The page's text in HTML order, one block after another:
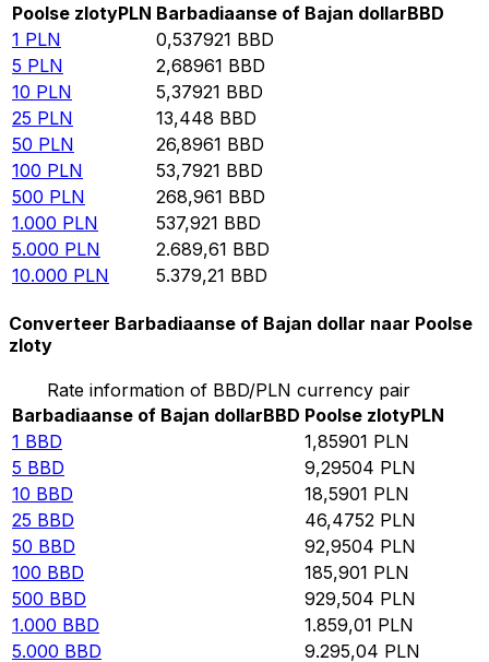
Poolse zlotyPLN Barbadiaanse of Bajan dollarBBD
1 PLN 0,537921 BBD
5 PLN 2,68961 BBD
10 PLN 5,37921 BBD
25 PLN 13,448 BBD
50 PLN 26,8961 BBD
100 PLN 53,7921 BBD
500 PLN 268,961 BBD
1.000 PLN 537,921 BBD
5.000 PLN 2.689,61 BBD
10.000 PLN 5.379,21 BBD
Converteer Barbadiaanse of Bajan dollar naar Poolse
zloty
Rate information of BBD/PLN currency pair
Barbadiaanse of Bajan dollarBBD Poolse zlotyPLN
1 BBD 1,85901 PLN
5 BBD 9,29504 PLN
10 BBD 18,5901 PLN
25 BBD 46,4752 PLN
50 BBD 92,9504 PLN
100 BBD 185,901 PLN
500 BBD 929,504 PLN
1.000 BBD 1.859,01 PLN
5.000 BBD 9.295,04 PLN